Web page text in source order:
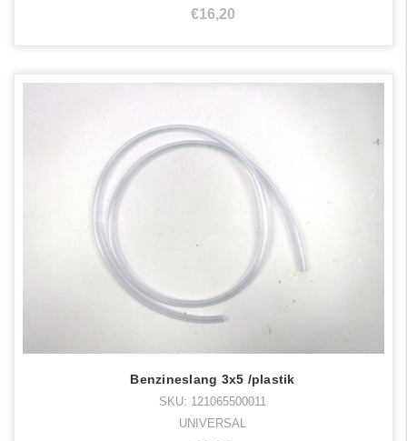
€16,20
Benzineslang 3x5 /plastik
SKU: 121065500011
UNIVERSAL